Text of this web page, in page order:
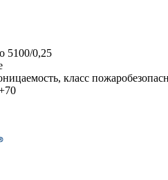
5100/0,25
класс